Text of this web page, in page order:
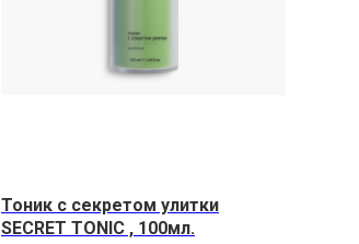
Тоник с секретом улитки
SECRET TONIC , 100мл.